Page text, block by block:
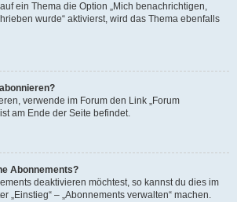
ein Thema die Option „Mich benachrichtigen,
wurde“ aktivierst, wird das Thema ebenfalls
verwende im Forum den Link „Forum
am Ende der Seite befindet.
Abonnements?
deaktivieren möchtest, so kannst du dies im
„Einstieg“ – „Abonnements verwalten“ machen.